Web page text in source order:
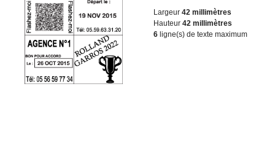
Largeur 42 millimètres
Hauteur 42 millimètres
6 ligne(s) de texte maximum